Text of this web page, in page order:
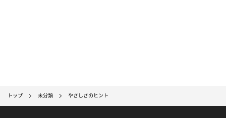
トップ 未分類 やさしさのヒント